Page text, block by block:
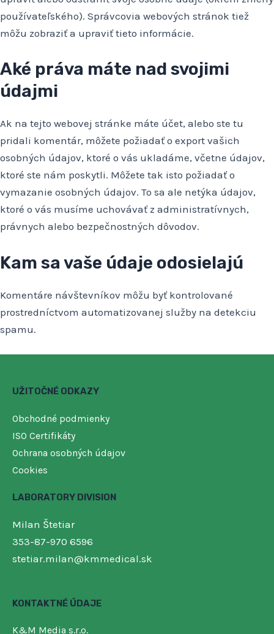
používateľského). Správcovia webových stránok tiež
môžu zobraziť a upraviť tieto informácie.
Aké práva máte nad svojimi
údajmi
Ak na tejto webovej stránke máte účet, alebo ste tu
pridali komentár, môžete požiadať o export vašich
osobných údajov, ktoré o vás ukladáme, včetne údajov,
ktoré ste nám poskytli. Môžete tak isto požiadať o
vymazanie osobných údajov. To sa ale netýka údajov,
ktoré o vás musíme uchovávať z administratívnych,
právnych alebo bezpečnostných dôvodov.
Kam sa vaše údaje odosielajú
Komentáre návštevníkov môžu byť kontrolované
prostredníctvom automatizovanej služby na detekciu
spamu.
UŽITOČNÉ ODKAZY
Obchodné podmienky
ISO Certifikáty
Ochrana osobných údajov
Cookies
LABORATORY DIVISION
Milan Štetiar
353-87-970 6596
stetiar.milan@kmmedical.sk
KONTAKTNÉ ÚDAJE
K&M Media s.r.o.